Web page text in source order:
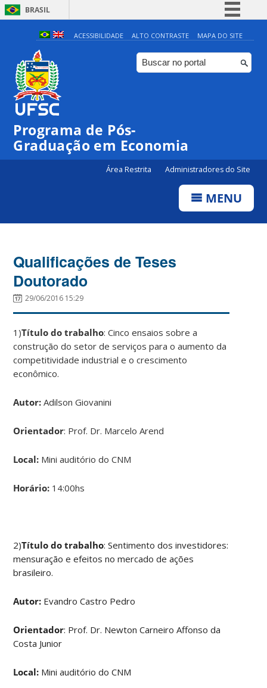
BRASIL
Simplifique!
Comunica BR
Participe
ACESSIBILIDADE ALTO CONTRASTE MAPA DO SITE
Programa de Pós-
Graduação em Economia
Área Restrita Administradores do Site
MENU
Qualificações de Teses
Doutorado
29/06/2016 15:29
1)Título do trabalho: Cinco ensaios sobre a
construção do setor de serviços para o aumento da
competitividade industrial e o crescimento
econômico.
Autor: Adilson Giovanini
Orientador: Prof. Dr. Marcelo Arend
Local: Mini auditório do CNM
Horário: 14:00hs
2)Título do trabalho: Sentimento dos investidores:
mensuração e efeitos no mercado de ações
brasileiro.
Autor: Evandro Castro Pedro
Orientador: Prof. Dr. Newton Carneiro Affonso da
Costa Junior
Local: Mini auditório do CNM